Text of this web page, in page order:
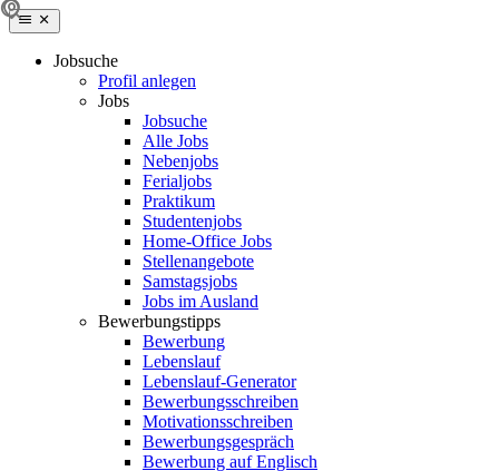
Jobsuche
Profil anlegen
Jobs
Jobsuche
Alle Jobs
Nebenjobs
Ferialjobs
Praktikum
Studentenjobs
Home-Office Jobs
Stellenangebote
Samstagsjobs
Jobs im Ausland
Bewerbungstipps
Bewerbung
Lebenslauf
Lebenslauf-Generator
Bewerbungsschreiben
Motivationsschreiben
Bewerbungsgespräch
Bewerbung auf Englisch